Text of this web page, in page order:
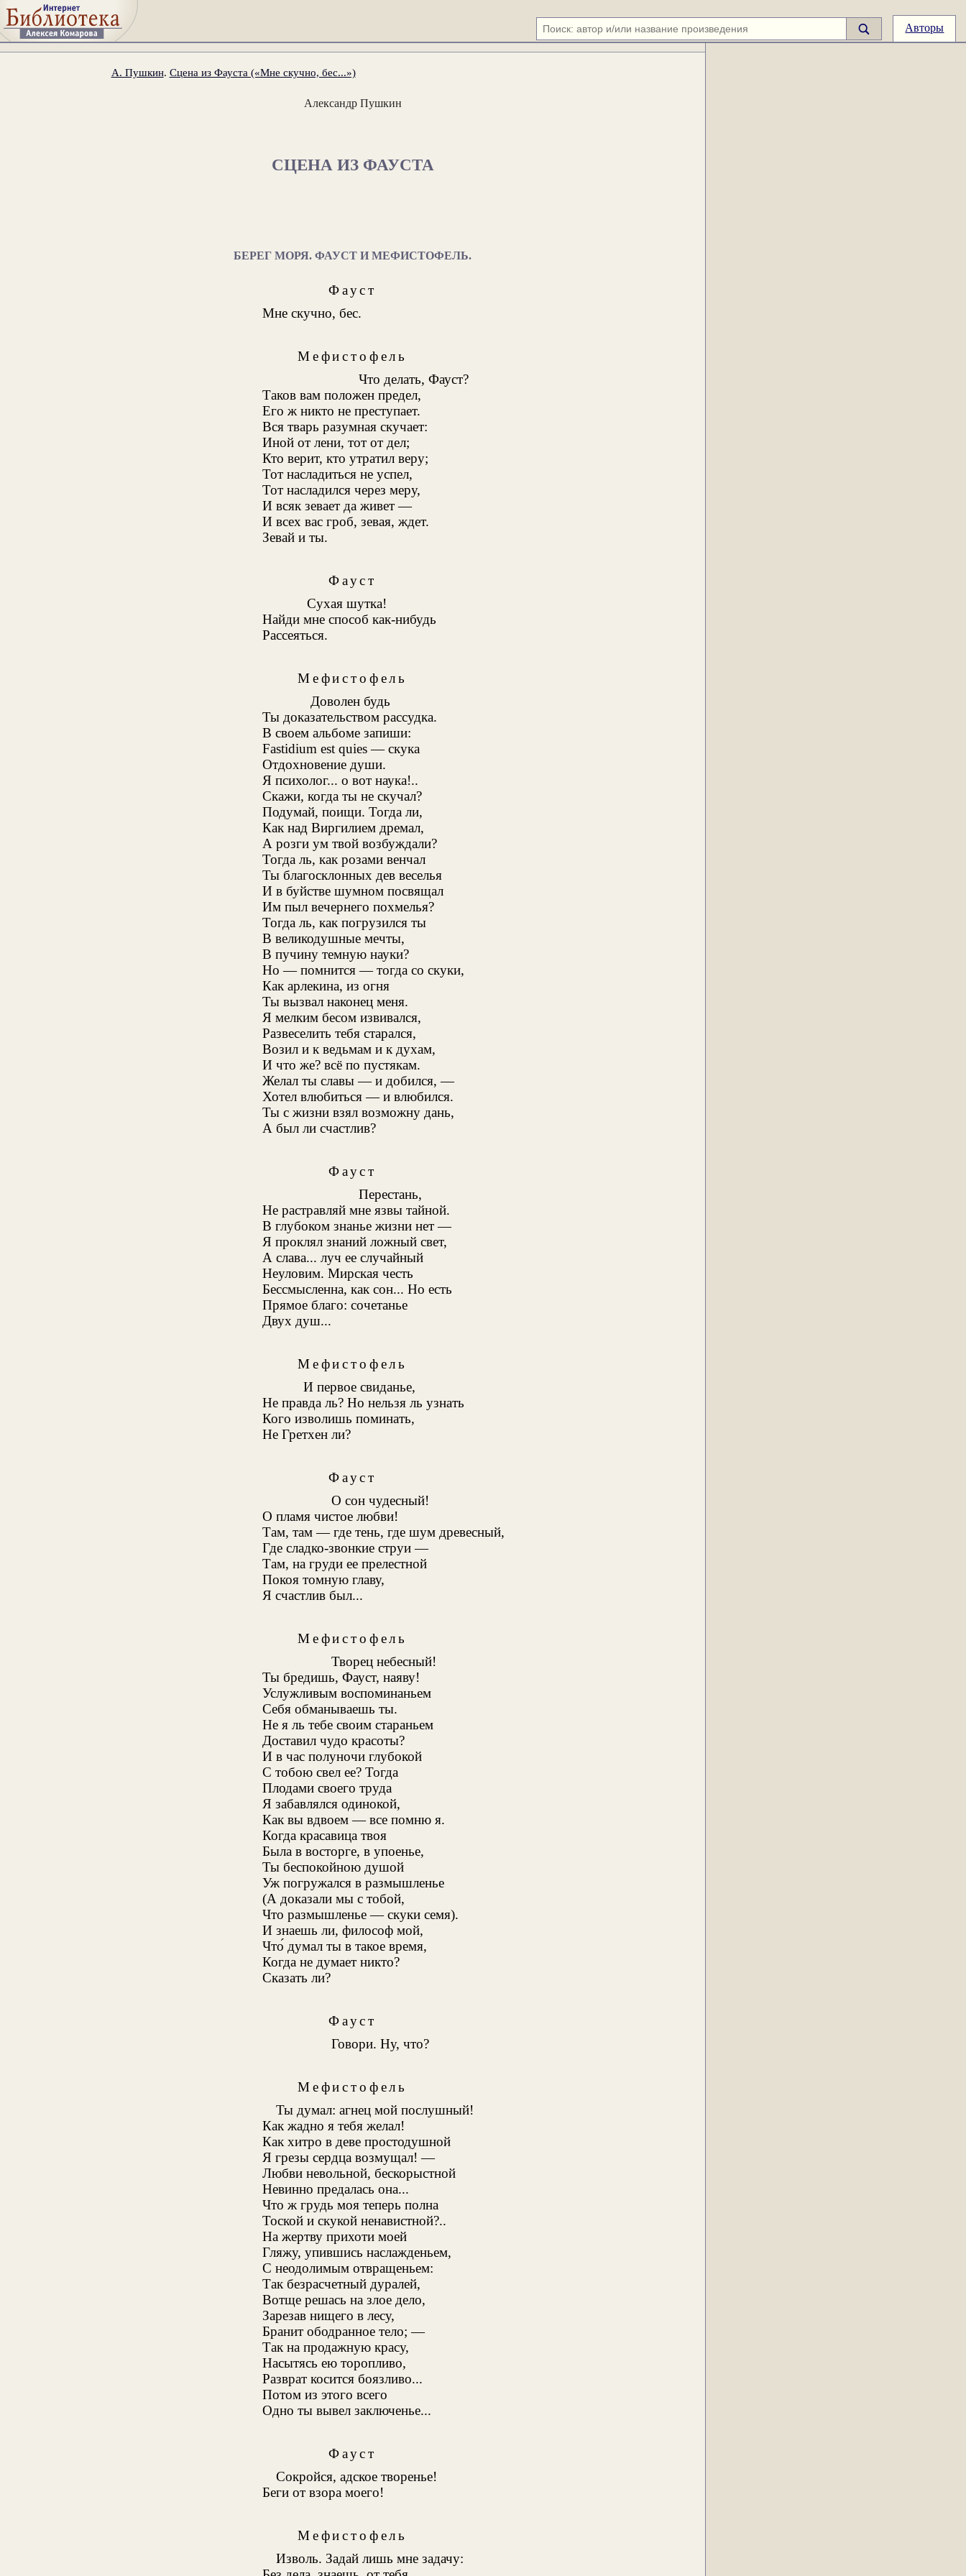
Авторы
А. Пушкин. Сцена из Фауста («Мне скучно, бес...»)
Александр Пушкин
СЦЕНА ИЗ ФАУСТА
БЕРЕГ МОРЯ. ФАУСТ И МЕФИСТОФЕЛЬ.
Фауст
Мне скучно, бес.
Мефистофель
Что делать, Фауст?
Таков вам положен предел,
Его ж никто не преступает.
Вся тварь разумная скучает:
Иной от лени, тот от дел;
Кто верит, кто утратил веру;
Тот насладиться не успел,
Тот насладился через меру,
И всяк зевает да живет —
И всех вас гроб, зевая, ждет.
Зевай и ты.
Фауст
Сухая шутка!
Найди мне способ как-нибудь
Рассеяться.
Мефистофель
Доволен будь
Ты доказательством рассудка.
В своем альбоме запиши:
Fastidium est quies — скука
Отдохновение души.
Я психолог... о вот наука!..
Скажи, когда ты не скучал?
Подумай, поищи. Тогда ли,
Как над Виргилием дремал,
А розги ум твой возбуждали?
Тогда ль, как розами венчал
Ты благосклонных дев веселья
И в буйстве шумном посвящал
Им пыл вечернего похмелья?
Тогда ль, как погрузился ты
В великодушные мечты,
В пучину темную науки?
Но — помнится — тогда со скуки,
Как арлекина, из огня
Ты вызвал наконец меня.
Я мелким бесом извивался,
Развеселить тебя старался,
Возил и к ведьмам и к духам,
И что же? всё по пустякам.
Желал ты славы — и добился, —
Хотел влюбиться — и влюбился.
Ты с жизни взял возможну дань,
А был ли счастлив?
Фауст
Перестань,
Не растравляй мне язвы тайной.
В глубоком знанье жизни нет —
Я проклял знаний ложный свет,
А слава... луч ее случайный
Неуловим. Мирская честь
Бессмысленна, как сон... Но есть
Прямое благо: сочетанье
Двух душ...
Мефистофель
И первое свиданье,
Не правда ль? Но нельзя ль узнать
Кого изволишь поминать,
Не Гретхен ли?
Фауст
О сон чудесный!
О пламя чистое любви!
Там, там — где тень, где шум древесный,
Где сладко-звонкие струи —
Там, на груди ее прелестной
Покоя томную главу,
Я счастлив был...
Мефистофель
Творец небесный!
Ты бредишь, Фауст, наяву!
Услужливым воспоминаньем
Себя обманываешь ты.
Не я ль тебе своим стараньем
Доставил чудо красоты?
И в час полуночи глубокой
С тобою свел ее? Тогда
Плодами своего труда
Я забавлялся одинокой,
Как вы вдвоем — все помню я.
Когда красавица твоя
Была в восторге, в упоенье,
Ты беспокойною душой
Уж погружался в размышленье
(А доказали мы с тобой,
Что размышленье — скуки семя).
И знаешь ли, философ мой,
Что́ думал ты в такое время,
Когда не думает никто?
Сказать ли?
Фауст
Говори. Ну, что?
Мефистофель
Ты думал: агнец мой послушный!
Как жадно я тебя желал!
Как хитро в деве простодушной
Я грезы сердца возмущал! —
Любви невольной, бескорыстной
Невинно предалась она...
Что ж грудь моя теперь полна
Тоской и скукой ненавистной?..
На жертву прихоти моей
Гляжу, упившись наслажденьем,
С неодолимым отвращеньем:
Так безрасчетный дуралей,
Вотще решась на злое дело,
Зарезав нищего в лесу,
Бранит ободранное тело; —
Так на продажную красу,
Насытясь ею торопливо,
Разврат косится боязливо...
Потом из этого всего
Одно ты вывел заключенье...
Фауст
Сокройся, адское творенье!
Беги от взора моего!
Мефистофель
Изволь. Задай лишь мне задачу: